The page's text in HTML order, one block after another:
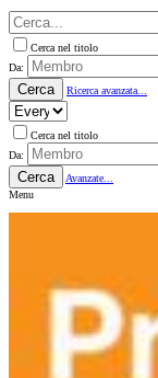
Cerca nel titolo
Da:
Cerca Ricerca avanzata...
Cerca nel titolo
Da:
Cerca
Avanzate...
Menu